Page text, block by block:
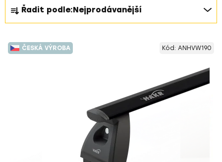
a
z
e
n
Řadit podle:Nejprodávanější
V
ý
ČESKÁ VÝROBA Kód: ANHVW190